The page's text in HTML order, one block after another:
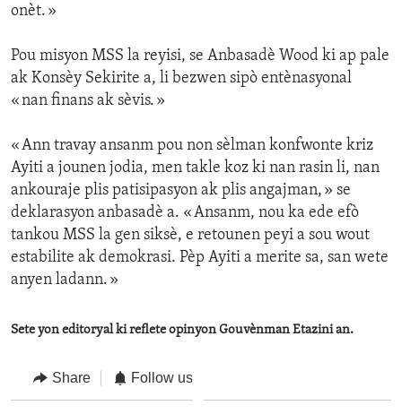
onèt. »
Pou misyon MSS la reyisi, se Anbasadè Wood ki ap pale
ak Konsèy Sekirite a, li bezwen sipò entènasyonal
« nan finans ak sèvis. »
« Ann travay ansanm pou non sèlman konfwonte kriz
Ayiti a jounen jodia, men takle koz ki nan rasin li, nan
ankouraje plis patisipasyon ak plis angajman, » se
deklarasyon anbasadè a. « Ansanm, nou ka ede efò
tankou MSS la gen siksè, e retounen peyi a sou wout
estabilite ak demokrasi. Pèp Ayiti a merite sa, san wete
anyen ladann. »
Sete yon editoryal ki reflete opinyon Gouvènman Etazini an.
Share Follow us